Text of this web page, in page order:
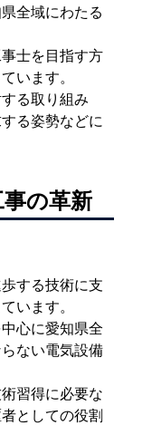
全域にわたる
士を目指す方
います。
る取り組み
る姿勢などに
の革新
する技術に支
います。
心に愛知県全
ない電気設備
習得に必要な
としての役割